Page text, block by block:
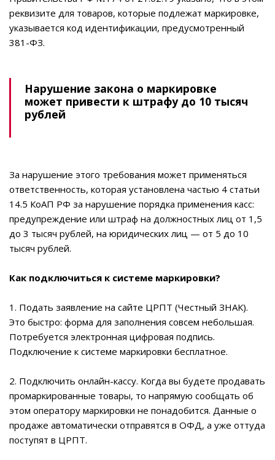
реквизите для товаров, которые подлежат маркировке,
указывается код идентификации, предусмотренный
381-ФЗ.
Нарушение закона о маркировке
может привести к штрафу до 10 тысяч
рублей
За нарушение этого требования может применяться
ответственность, которая установлена частью 4 статьи
14.5 КоАП РФ за нарушение порядка применения касс:
предупреждение или штраф на должностных лиц от 1,5
до 3 тысяч рублей, на юридических лиц — от 5 до 10
тысяч рублей.
Как подключиться к системе маркировки?
1. Подать заявление на сайте ЦРПТ (Честный ЗНАК).
Это быстро: форма для заполнения совсем небольшая.
Потребуется электронная цифровая подпись.
Подключение к системе маркировки бесплатное.
2. Подключить онлайн-кассу. Когда вы будете продавать
промаркированные товары, то напрямую сообщать об
этом оператору маркировки не понадобится. Данные о
продаже автоматически отправятся в ОФД, а уже оттуда
поступят в ЦРПТ.